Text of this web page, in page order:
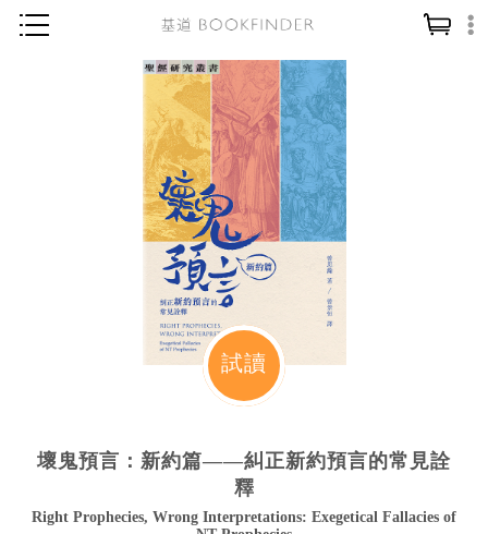
神學／教義
讀經／研經
信仰入門
教會歷史
靈修／禱告
哲學／宗教比較
見證／傳記
試讀
壞鬼預言：新約篇——糾正新約預言的常見詮
釋
Right Prophecies, Wrong Interpretations: Exegetical Fallacies of